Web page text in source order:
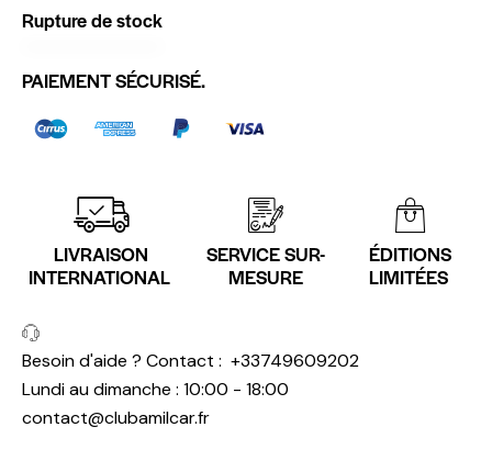
Rupture de stock
PAIEMENT SÉCURISÉ.
LIVRAISON
INTERNATIONAL
SERVICE SUR-
MESURE
ÉDITIONS
LIMITÉES
Besoin d'aide ? Contact : +33749609202
Lundi au dimanche : 10:00 - 18:00
contact@clubamilcar.fr